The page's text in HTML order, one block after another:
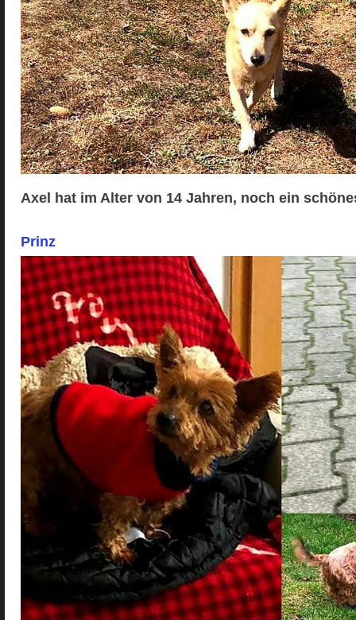
Axel hat im Alter von 14 Jahren, noch ein
Prinz